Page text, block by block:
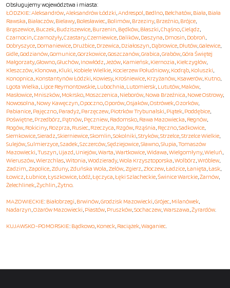
Obsługujemy województwa i miasta:
ŁÓDZKIE:Aleksandrów,Aleksandrów Łódzki,Andrespol, Bedlno, Bełchatów, Biała, Biała
Rawska, Białaczów, Bielawy, Bolesławiec, Bolimów, Brzeziny, Brzeźnio, Brójce,
Brąszewice, Buczek, Budziszewice, Burzenin, Będków, Błaszki,Chąśno,Cielądz,
Czarnocin,Czarnożyły,Czastary,Czerniewice, Dalików, Daszyna, Dmosin, Dobroń,
Dobryszyce, Domaniewice, Drużbice, Drzewica, Działoszyn, Dąbrowice, Dłutów,Galewice,
Gidle,Godzianów,Gomunice,Gorzkowice,Goszczanów,Grabica,Grabów,Góra Świętej
Małgorzaty,Głowno,Głuchów, Inowłódz,Jeżów, Kamieńsk, Kiernozia, Kiełczygłów,
Kleszczów, Klonowa, Kluki, Kobiele Wielkie, Kocierzew Południowy, Kodrąb, Koluszki,
Konopnica, Konstantynów Łódzki, Kowiesy, Krośniewice, Krzyżanów, Ksawerów, Kutno,
Lgota Wielka, Lipce Reymontowskie, Lubochnia, Lutomiersk, Lututów, Maków,
Masłowice, Mniszków, Mokrsko, Moszczenica, Nieborów, Nowa Brzeźnica, Nowe Ostrowy,
Nowosolna, Nowy Kawęczyn,Opoczno,Oporów,Osjaków,Ostrówek,Ozorków,
Pabianice, Pajęczno, Paradyż, Parzęczew, Piotrków Trybunalski, Piątek, Poddębice,
Poświętne, Przedbórz, Pątnów, Pęczniew, Radomsko, Rawa Mazowiecka, Regnów,
Rogów, Rokiciny, Rozprza, Rusiec, Rzeczyca, Rzgów, Rząśnia, Ręczno,Sadkowice,
Siemkowice,Sieradz,Skierniewice,Skomlin,Sokolniki,Stryków,Strzelce,Strzelce Wielkie,
Sulejów,Sulmierzyce,Szadek,Szczerców,Sędziejowice,Sławno,Słupia,Tomaszów
Mazowiecki,Tuszyn, Ujazd, Uniejów,Warta,Wartkowice,Widawa,Wielgomłyny,Wieluń,
Wieruszów,Wierzchlas,Witonia,Wodzierady,Wola Krzysztoporska,Wolbórz,Wróblew,
Zadzim, Zapolice, Zduny, Zduńska Wola, Zelów, Zgierz, Złoczew,Ładzice,Łanięta,Łask,
Łowicz,Łubnice,Łyszkowice,Łódź,Łęczyca,Łęki Szlacheckie,Świnice Warckie,Żarnów,
Żelechlinek,Żychlin,Żytno.
MAZOWIECKIE: Białobrzegi, Brwinów,Grodzisk Mazowiecki,Grójec, Milanówek,
Nadarzyn,Ożarów Mazowiecki, Piastów, Pruszków,Sochaczew,Warszawa,Żyrardów.
KUJAWSKO-POMORSKIE: Bądkowo, Koneck, Raciążek,Waganiec.